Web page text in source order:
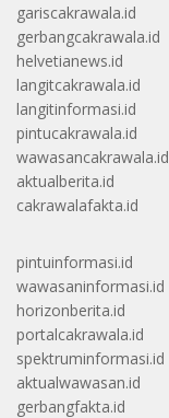
gariscakrawala.id
gerbangcakrawala.id
helvetianews.id
langitcakrawala.id
langitinformasi.id
pintucakrawala.id
wawasancakrawala.id
aktualberita.id
cakrawalafakta.id
pintuinformasi.id
wawasaninformasi.id
horizonberita.id
portalcakrawala.id
spektruminformasi.id
aktualwawasan.id
gerbangfakta.id